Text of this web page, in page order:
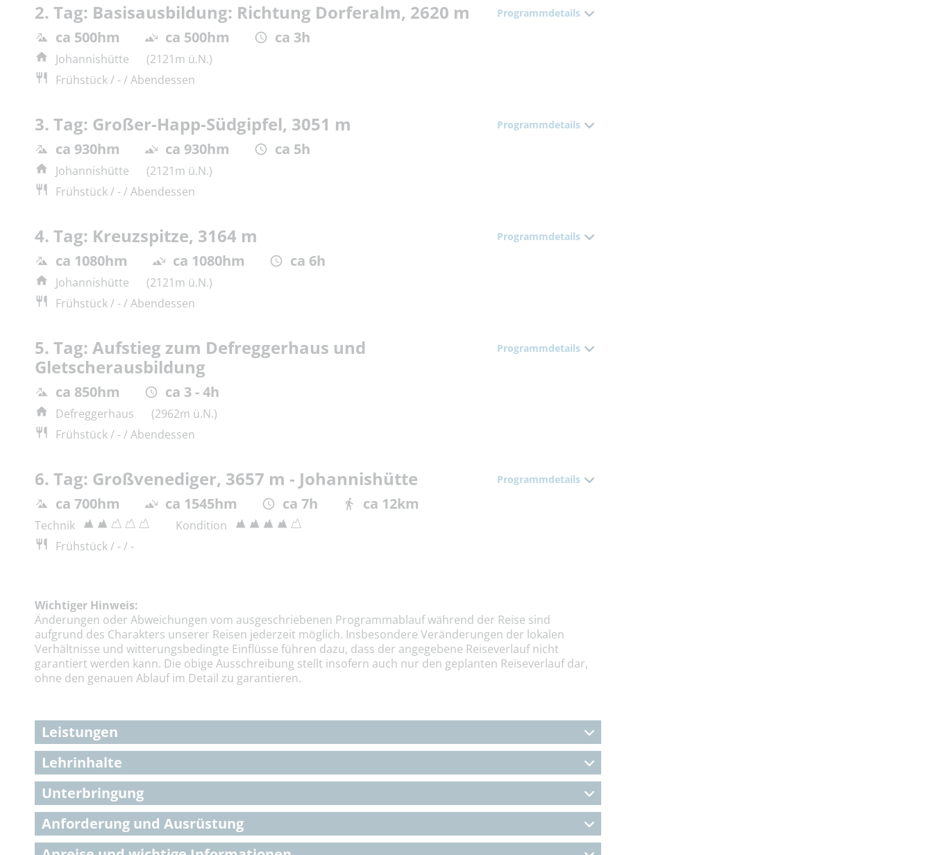
2. Tag: Basisausbildung: Richtung Dorferalm, 2620 m Programmdetails
ca 500hm ca 500hm ca 3h
Johannishütte
(2121m ü.N.)
Frühstück / - / Abendessen
3. Tag: Großer-Happ-Südgipfel, 3051 m Programmdetails
ca 930hm ca 930hm ca 5h
Johannishütte
(2121m ü.N.)
Frühstück / - / Abendessen
4. Tag: Kreuzspitze, 3164 m Programmdetails
ca 1080hm ca 1080hm ca 6h
Johannishütte
(2121m ü.N.)
Frühstück / - / Abendessen
5. Tag: Aufstieg zum Defreggerhaus und
Gletscherausbildung
Programmdetails
ca 850hm ca 3 - 4h
Defreggerhaus
(2962m ü.N.)
Frühstück / - / Abendessen
6. Tag: Großvenediger, 3657 m - Johannishütte Programmdetails
ca 700hm ca 1545hm ca 7h ca 12km
Technik
Kondition
Frühstück / - / -
Wichtiger Hinweis:
Änderungen oder Abweichungen vom ausgeschriebenen Programmablauf während der Reise sind
aufgrund des Charakters unserer Reisen jederzeit möglich. Insbesondere Veränderungen der lokalen
Verhältnisse und witterungsbedingte Einflüsse führen dazu, dass der angegebene Reiseverlauf nicht
garantiert werden kann. Die obige Ausschreibung stellt insofern auch nur den geplanten Reiseverlauf dar,
ohne den genauen Ablauf im Detail zu garantieren.
Leistungen
Lehrinhalte
Unterbringung
Anforderung und Ausrüstung